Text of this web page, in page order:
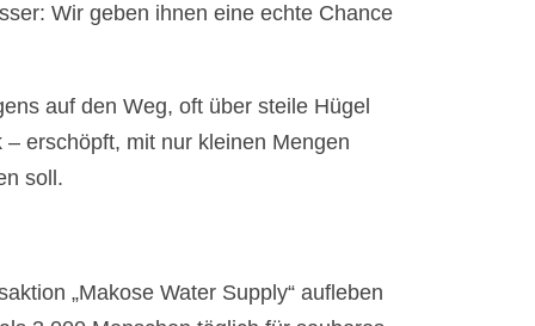
Wir geben ihnen eine echte Chance
auf den Weg, oft über steile Hügel
erschöpft, mit nur kleinen Mengen
soll.
„Makose Water Supply“ aufleben